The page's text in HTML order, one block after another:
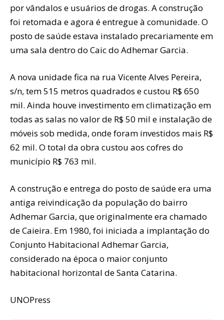
por vândalos e usuários de drogas. A construção
foi retomada e agora é entregue à comunidade. O
posto de saúde estava instalado precariamente em
uma sala dentro do Caic do Adhemar Garcia.
A nova unidade fica na rua Vicente Alves Pereira,
s/n, tem 515 metros quadrados e custou R$ 650
mil. Ainda houve investimento em climatização em
todas as salas no valor de R$ 50 mil e instalação de
móveis sob medida, onde foram investidos mais R$
62 mil. O total da obra custou aos cofres do
município R$ 763 mil.
A construção e entrega do posto de saúde era uma
antiga reivindicação da população do bairro
Adhemar Garcia, que originalmente era chamado
de Caieira. Em 1980, foi iniciada a implantação do
Conjunto Habitacional Adhemar Garcia,
considerado na época o maior conjunto
habitacional horizontal de Santa Catarina.
UNOPress